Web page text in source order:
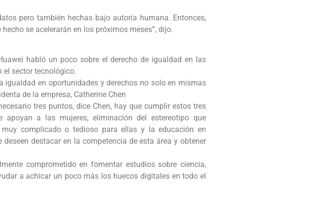
pero también hechas bajo autoría humana. Entonces,
se acelerarán en los próximos meses”, dijo.
habló un poco sobre el derecho de igualdad en las
el sector tecnológico.
igualdad en oportunidades y derechos no solo en mismas
de la empresa, Catherine Chen
tres puntos, dice Chen, hay que cumplir estos tres
a las mujeres, eliminación del estereotipo que
complicado o tedioso para ellas y la educación en
destacar en la competencia de esta área y obtener
comprometido en fomentar estudios sobre ciencia,
a achicar un poco más los huecos digitales en todo el